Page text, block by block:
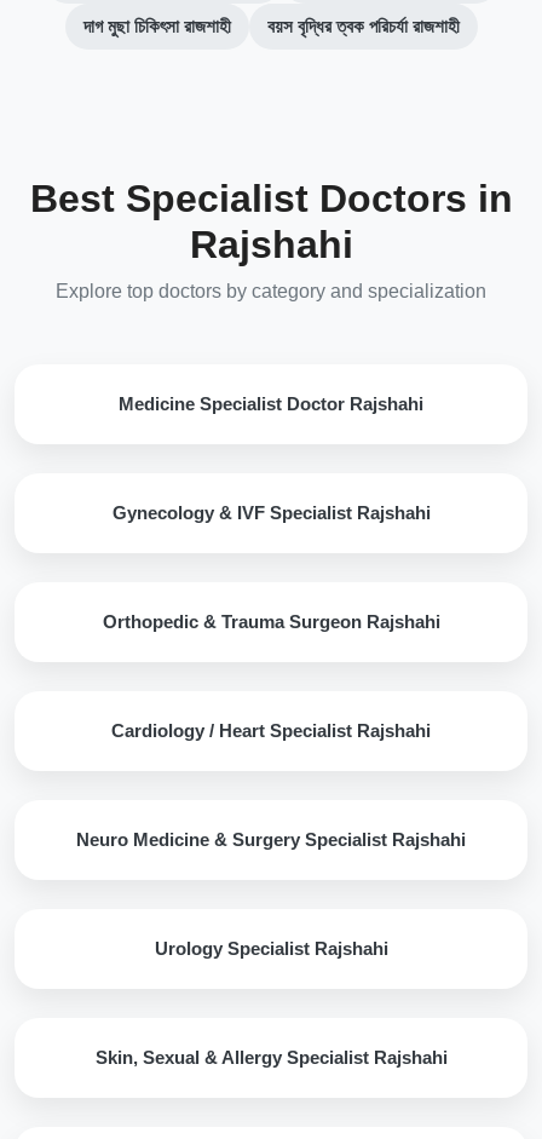
দাগ মুছা চিকিৎসা রাজশাহী বয়স বৃদ্ধির ত্বক পরিচর্যা রাজশাহী
Best Specialist Doctors in
Rajshahi
Explore top doctors by category and specialization
Medicine Specialist Doctor Rajshahi
Gynecology & IVF Specialist Rajshahi
Orthopedic & Trauma Surgeon Rajshahi
Cardiology / Heart Specialist Rajshahi
Neuro Medicine & Surgery Specialist Rajshahi
Urology Specialist Rajshahi
Skin, Sexual & Allergy Specialist Rajshahi